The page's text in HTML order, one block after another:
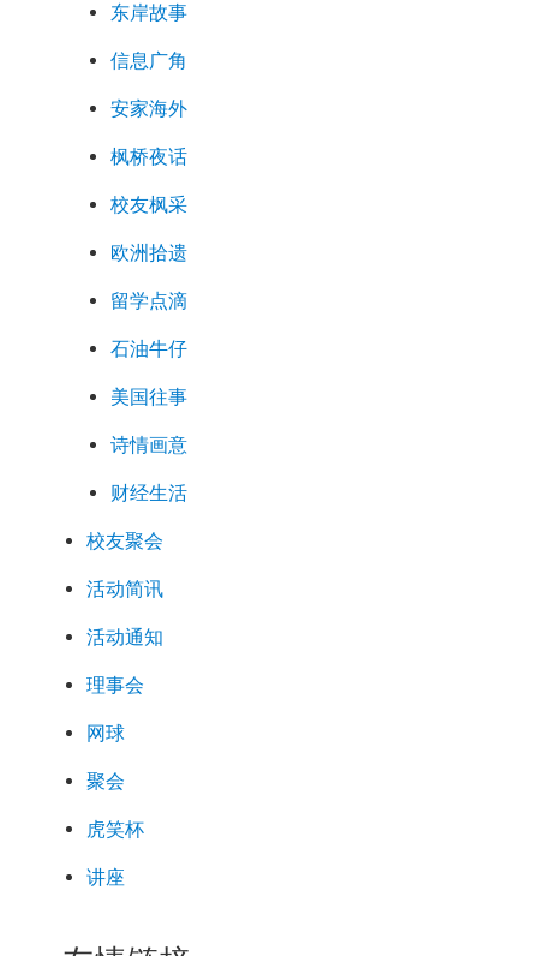
东岸故事
信息广角
安家海外
枫桥夜话
校友枫采
欧洲拾遗
留学点滴
石油牛仔
美国往事
诗情画意
财经生活
校友聚会
活动简讯
活动通知
理事会
网球
聚会
虎笑杯
讲座